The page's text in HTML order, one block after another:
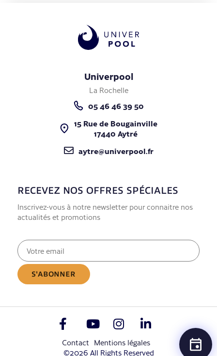
Univerpool
La Rochelle
05 46 46 39 50
15 Rue de Bougainville
17440 Aytré
aytre@univerpool.fr
RECEVEZ NOS OFFRES SPÉCIALES
Inscrivez-vous à notre newsletter pour connaitre nos
actualités et promotions
E-
mail
(Nécessaire)
Contact Mentions légales
©2026 All Rights Reserved